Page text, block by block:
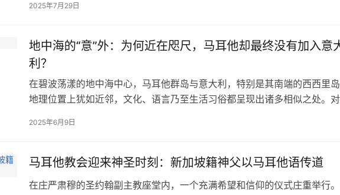
终于尘埃落定，将于明年一月正式生效。它的到来，预示着马耳他与日本之
这项备受期待的协…
2025年7月29日
地中海的“意”外：为何近在咫尺，马耳他却最终没有加入意
利？
在碧波荡漾的地中海中心，马耳他群岛与意大利，特别是其南端的西西里岛
地理位置上犹如近邻，文化、语言乃至生活习俗都呈现出诸多相似之处。对
部分。然而，历史的洪流却将马耳他推向了一条截然不同的道路，使其最终
感并非空穴来风…
2025年6月9日
马耳他教会迎来神圣时刻：新加坡籍神父以马耳他语传道
在庄严肃穆的圣约翰副主教座堂内，一个充满希望和信仰的仪式庄重举行